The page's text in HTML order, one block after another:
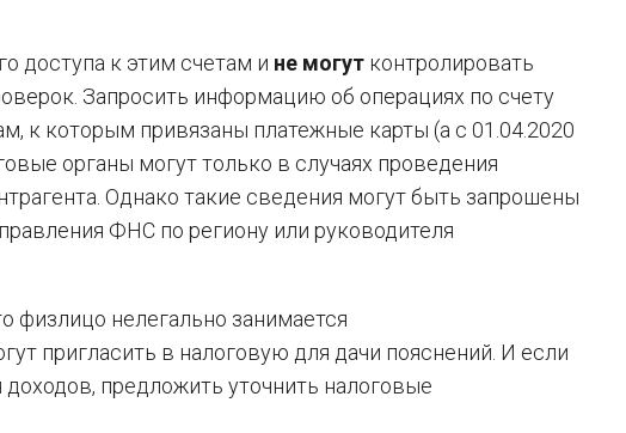
доступа к этим счетам и не могут контролировать
Запросить информацию об операциях по счету
к которым привязаны платежные карты (а с 01.04.2020
органы могут только в случаях проведения
Однако такие сведения могут быть запрошены
ФНС по региону или руководителя
нелегально занимается
пригласить в налоговую для дачи пояснений. И если
предложить уточнить налоговые